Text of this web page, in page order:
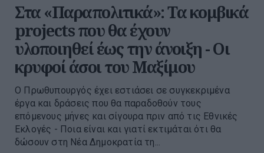
Στα «Παραπολιτικά»: Τα κομβικά
projects που θα έχουν
υλοποιηθεί έως την άνοιξη - Οι
κρυφοί άσοι του Μαξίμου
Ο Πρωθυπουργός έχει εστιάσει σε συγκεκριμένα
έργα και δράσεις που θα παραδοθούν τους
επόµενους µήνες και σίγουρα πριν από τις Εθνικές
Εκλογές - Ποια είναι και γιατί εκτιµάται ότι θα
δώσουν στη Νέα ∆ημοκρατία τη...